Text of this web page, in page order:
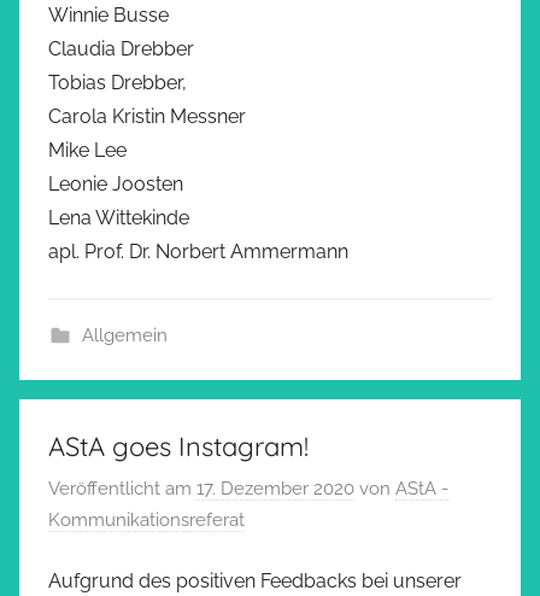
Winnie Busse
Claudia Drebber
Tobias Drebber,
Carola Kristin Messner
Mike Lee
Leonie Joosten
Lena Wittekinde
apl. Prof. Dr. Norbert Ammermann
Allgemein
AStA goes Instagram!
Veröffentlicht am 17. Dezember 2020 von AStA -
Kommunikationsreferat
Aufgrund des positiven Feedbacks bei unserer